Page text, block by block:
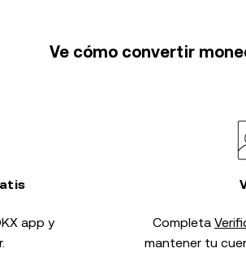
Ve cómo convertir
app y
Completa
mantener tu